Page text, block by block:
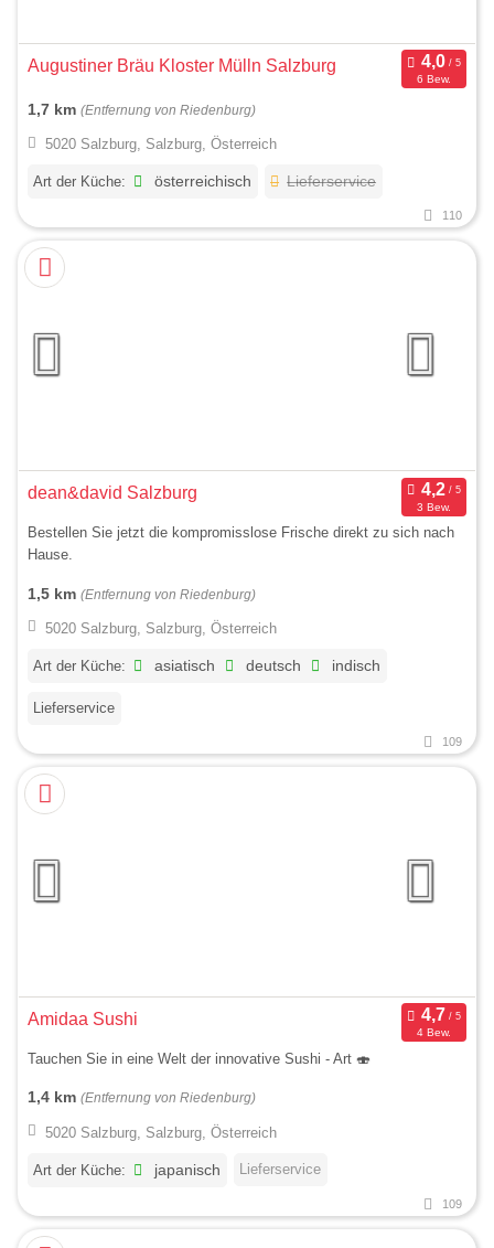
Augustiner Bräu Kloster Mülln Salzburg
6 Bew.
1,7 km (Entfernung von Riedenburg)
5020 Salzburg, Salzburg, Österreich
Art der Küche: österreichisch Lieferservice
110
dean&david Salzburg
3 Bew.
Bestellen Sie jetzt die kompromisslose Frische direkt zu sich nach
Hause.
1,5 km (Entfernung von Riedenburg)
5020 Salzburg, Salzburg, Österreich
Art der Küche: asiatisch deutsch indisch
Lieferservice
109
Amidaa Sushi
4 Bew.
Tauchen Sie in eine Welt der innovative Sushi - Art 🍣
1,4 km (Entfernung von Riedenburg)
5020 Salzburg, Salzburg, Österreich
Art der Küche: japanisch Lieferservice
109